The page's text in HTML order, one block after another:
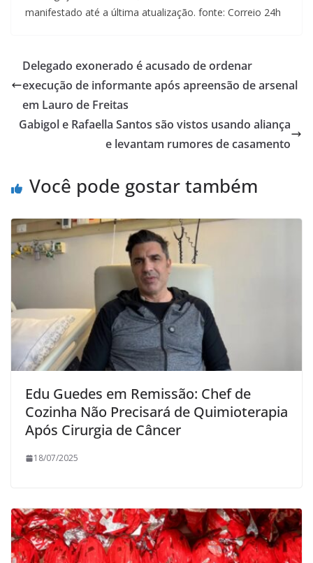
manifestado até a última atualização. fonte: Correio 24h
Delegado exonerado é acusado de ordenar
execução de informante após apreensão de arsenal
em Lauro de Freitas
Gabigol e Rafaella Santos são vistos usando aliança
e levantam rumores de casamento
Você pode gostar também
Edu Guedes em Remissão: Chef de
Cozinha Não Precisará de Quimioterapia
Após Cirurgia de Câncer
18/07/2025